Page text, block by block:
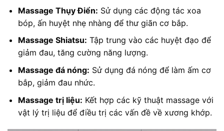
Massage Thụy Điển: Sử dụng các động tác xoa
bóp, ấn huyệt nhẹ nhàng để thư giãn cơ bắp.
Massage Shiatsu: Tập trung vào các huyệt đạo để
giảm đau, tăng cường năng lượng.
Massage đá nóng: Sử dụng đá nóng để làm ấm cơ
bắp, giảm đau nhức.
Massage trị liệu: Kết hợp các kỹ thuật massage với
vật lý trị liệu để điều trị các vấn đề về xương khớp.